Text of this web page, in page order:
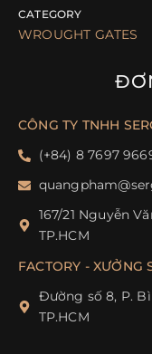
CATEGORY
WROUGHT GATES
CÔNG TY TNHH
(+84) 8 7697
@mahpgnauq
167/21 Nguyễn
TP.HCM
FACTORY - XƯỞNG
Đường số 8, P.
TP.HCM